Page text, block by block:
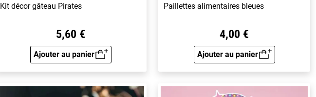
Kit décor gâteau Pirates
5,60 €
Ajouter au panier
Aperçu rapide
Paillettes alimentaires bleues
4,00 €
Ajouter au panier
Aperçu rapide